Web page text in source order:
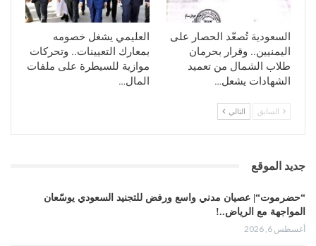
السعودية تُصعّد الحصار على
اليمنيين.. وقرار بحرمان
طلاب الشمال من تعميد
الشهادات يشعل…
العليمي يشغل خصومه
بمعارك التعيينات.. وتحركات
موازية للسيطرة على ملفات
المال…
السابق التالي
جديد الموقع
“حضرموت“| عصيان مدني واسع ورفض للتجنيد السعودي يوسّعان
المواجهة مع الرياض..!
أغسطس 6, 2026